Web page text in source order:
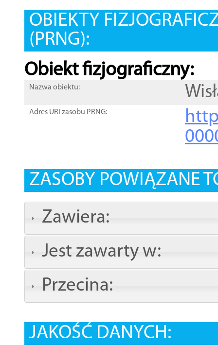
OBIEKTY
(PRNG):
Obiekt fizjograficzny:
Nazwa obiektu:
Adres URI zasobu PRNG:
ZASOBY POWIĄZANE
Zawiera:
Jest zawarty w:
Przecina:
JAKOŚĆ DANYCH: